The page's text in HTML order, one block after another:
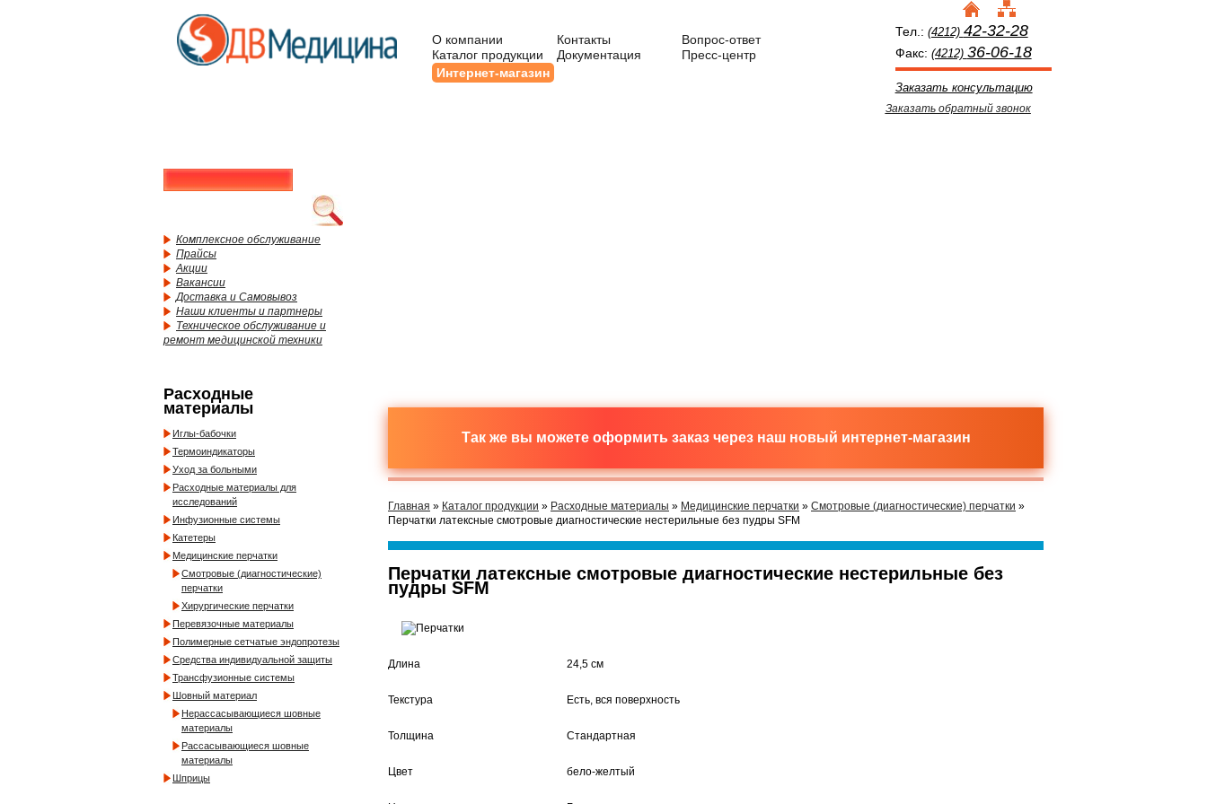
О компании Контакты
Вопрос-ответ
Каталог продукции
Документация
Пресс-центр
Интернет-магазин
Тел.: (4212) 42-32-28
Факс: (4212) 36-06-18
Заказать консультацию
Заказать обратный звонок
Комплексное обслуживание
Прайсы
Акции
Вакансии
Доставка и Самовывоз
Наши клиенты и партнеры
Техническое обслуживание и
ремонт медицинской техники
Расходные
материалы
Иглы-бабочки
Термоиндикаторы
Уход за больными
Расходные материалы для
исследований
Инфузионные системы
Катетеры
Медицинские перчатки
Смотровые (диагностические)
перчатки
Хирургические перчатки
Перевязочные материалы
Полимерные сетчатые эндопротезы
Средства индивидуальной защиты
Трансфузионные системы
Шовный материал
Нерассасывающиеся шовные
материалы
Рассасывающиеся шовные
материалы
Шприцы
Так же вы можете оформить заказ через наш новый интернет-магазин
Главная » Каталог продукции » Расходные материалы » Медицинские перчатки » Смотровые (диагностические) перчатки »
Перчатки латексные смотровые диагностические нестерильные без пудры SFM
Перчатки латексные смотровые диагностические нестерильные без
пудры SFM
Длина 24,5 см
Текстура Есть, вся поверхность
Толщина Стандартная
Цвет бело-желтый